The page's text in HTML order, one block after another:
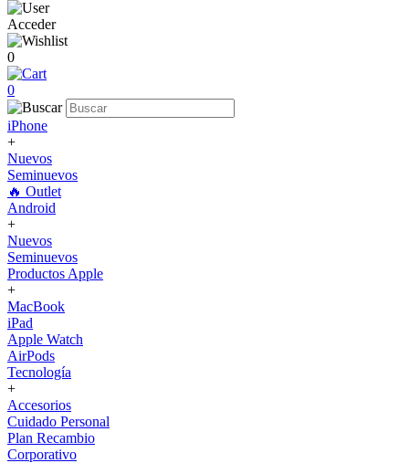
Acceder
0
0
iPhone
+
Nuevos
Seminuevos
🔥 Outlet
Android
+
Nuevos
Seminuevos
Productos Apple
+
MacBook
iPad
Apple Watch
AirPods
Tecnología
+
Accesorios
Cuidado Personal
Plan Recambio
Corporativo